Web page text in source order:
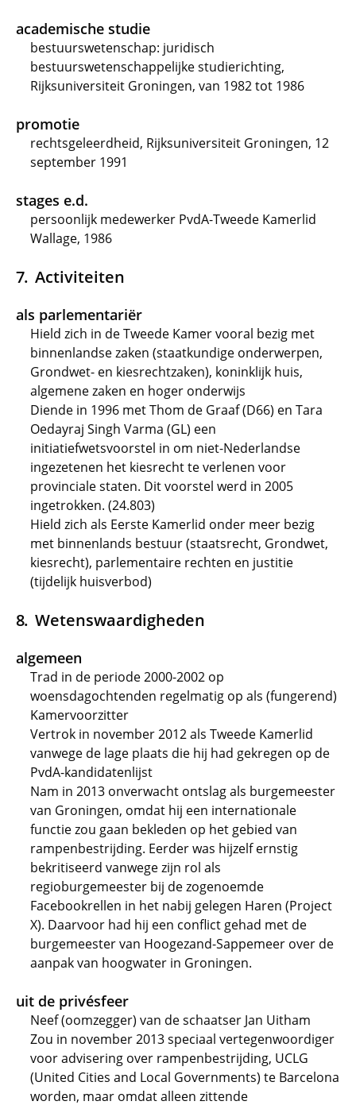
academische studie
bestuurswetenschap: juridisch
bestuurswetenschappelijke studierichting,
Rijksuniversiteit Groningen, van 1982 tot 1986
promotie
rechtsgeleerdheid, Rijksuniversiteit Groningen, 12
september 1991
stages e.d.
persoonlijk medewerker PvdA-Tweede Kamerlid
Wallage, 1986
Activiteiten
als parlementariër
Hield zich in de Tweede Kamer vooral bezig met
binnenlandse zaken (staatkundige onderwerpen,
Grondwet- en kiesrechtzaken), koninklijk huis,
algemene zaken en hoger onderwijs
Diende in 1996 met Thom de Graaf (D66) en Tara
Oedayraj Singh Varma (GL) een
initiatiefwetsvoorstel in om niet-Nederlandse
ingezetenen het kiesrecht te verlenen voor
provinciale staten. Dit voorstel werd in 2005
ingetrokken. (24.803)
Hield zich als Eerste Kamerlid onder meer bezig
met binnenlands bestuur (staatsrecht, Grondwet,
kiesrecht), parlementaire rechten en justitie
(tijdelijk huisverbod)
Wetenswaardigheden
algemeen
Trad in de periode 2000-2002 op
woensdagochtenden regelmatig op als (fungerend)
Kamervoorzitter
Vertrok in november 2012 als Tweede Kamerlid
vanwege de lage plaats die hij had gekregen op de
PvdA-kandidatenlijst
Nam in 2013 onverwacht ontslag als burgemeester
van Groningen, omdat hij een internationale
functie zou gaan bekleden op het gebied van
rampenbestrijding. Eerder was hijzelf ernstig
bekritiseerd vanwege zijn rol als
regioburgemeester bij de zogenoemde
Facebookrellen in het nabij gelegen Haren (Project
X). Daarvoor had hij een conflict gehad met de
burgemeester van Hoogezand-Sappemeer over de
aanpak van hoogwater in Groningen.
uit de privésfeer
Neef (oomzegger) van de schaatser Jan Uitham
Zou in november 2013 speciaal vertegenwoordiger
voor advisering over rampenbestrijding, UCLG
(United Cities and Local Governments) te Barcelona
worden, maar omdat alleen zittende